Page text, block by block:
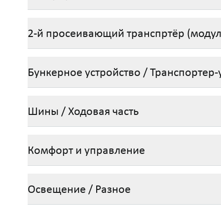
2-й просеивающий транспртёр
Бункерное устройство /
Шины / Ходовая часть
Комфорт и управление
Освещение / Разное